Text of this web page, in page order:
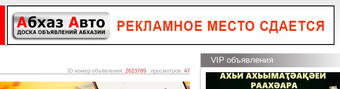
ID номер объявления: 2623789 просмотров: 47
VIP объявления